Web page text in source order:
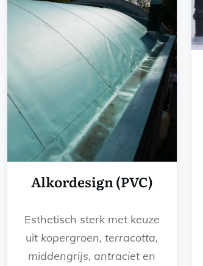
Alkordesign (PVC)
Esthetisch sterk met keuze
uit kopergroen, terracotta,
middengrijs, antracieten